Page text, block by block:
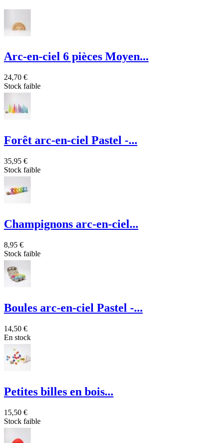
Arc-en-ciel 6 pièces Moyen...
24,70 €
Stock faible
Forêt arc-en-ciel Pastel -...
35,95 €
Stock faible
Champignons arc-en-ciel...
8,95 €
Stock faible
Boules arc-en-ciel Pastel -...
14,50 €
En stock
Petites billes en bois...
15,50 €
Stock faible